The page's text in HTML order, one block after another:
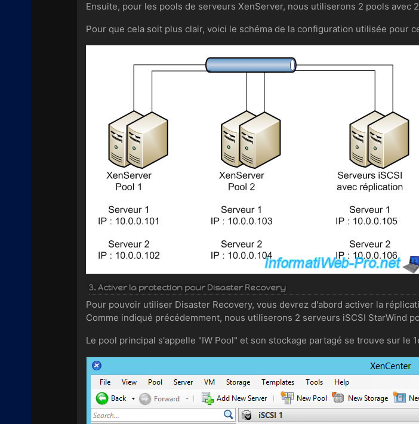
Ensuite, pour les pools de serveurs XenServer, nous utiliserons 2 pools avec
Pour que cela soit plus clair, voici le schéma de la configuration utilisée pour
3. Activer la protection pour Disaster Recovery
Pour pouvoir utiliser Disaster Recovery, vous devrez d'abord activer la
Comme indiqué précédemment, nous utiliserons 2 serveurs iSCSI StarWind
Le pool principal s'appelle "IW Pool" et son stockage partagé se trouve sur le